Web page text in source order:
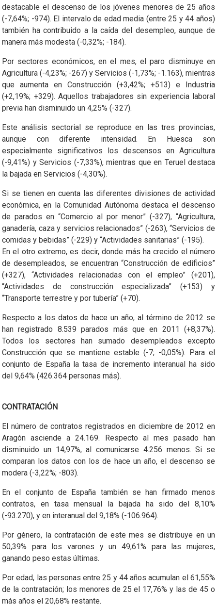
destacable el descenso de los jóvenes menores de 25 años
(-7,64%; -974). El intervalo de edad media (entre 25 y 44 años)
también ha contribuido a la caída del desempleo, aunque de
manera más modesta (-0,32%; -184).
Por sectores económicos, en el mes, el paro disminuye en
Agricultura (-4,23%; -267) y Servicios (-1,73%; -1.163), mientras
que aumenta en Construcción (+3,42%; +513) e Industria
(+2,19%; +329). Aquellos trabajadores sin experiencia laboral
previa han disminuido un 4,25% (-327).
Este análisis sectorial se reproduce en las tres provincias,
aunque con diferente intensidad. En Huesca son
especialmente significativos los descensos en Agricultura
(-9,41%) y Servicios (-7,33%), mientras que en Teruel destaca
la bajada en Servicios (-4,30%).
Si se tienen en cuenta las diferentes divisiones de actividad
económica, en la Comunidad Autónoma destaca el descenso
de parados en “Comercio al por menor” (-327), “Agricultura,
ganadería, caza y servicios relacionados” (-263), “Servicios de
comidas y bebidas” (-229) y “Actividades sanitarias” (-195).
En el otro extremo, es decir, donde más ha crecido el número
de desempleados, se encuentran “Construcción de edificios”
(+327), “Actividades relacionadas con el empleo” (+201),
“Actividades de construcción especializada” (+153) y
“Transporte terrestre y por tubería” (+70).
Respecto a los datos de hace un año, al término de 2012 se
han registrado 8.539 parados más que en 2011 (+8,37%).
Todos los sectores han sumado desempleados excepto
Construcción que se mantiene estable (-7; -0,05%). Para el
conjunto de España la tasa de incremento interanual ha sido
del 9,64% (426.364 personas más).
CONTRATACIÓN
El número de contratos registrados en diciembre de 2012 en
Aragón asciende a 24.169. Respecto al mes pasado han
disminuido un 14,97%, al comunicarse 4.256 menos. Si se
comparan los datos con los de hace un año, el descenso se
modera (-3,22%; -803).
En el conjunto de España también se han firmado menos
contratos, en tasa mensual la bajada ha sido del 8,10%
(-93.270), y en interanual del 9,18% (-106.964).
Por género, la contratación de este mes se distribuye en un
50,39% para los varones y un 49,61% para las mujeres,
ganando peso estas últimas.
Por edad, las personas entre 25 y 44 años acumulan el 61,55%
de la contratación; los menores de 25 el 17,76% y las de 45 o
más años el 20,68% restante.